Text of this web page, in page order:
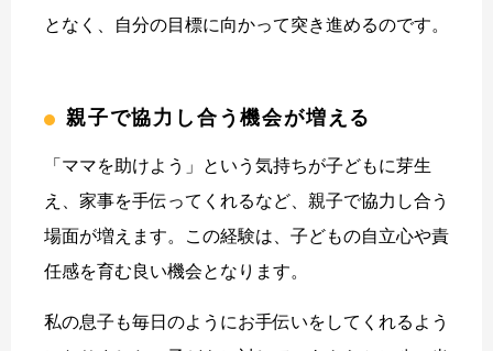
となく、自分の目標に向かって突き進めるのです。
親子で協力し合う機会が増える
「ママを助けよう」という気持ちが子どもに芽生
え、家事を手伝ってくれるなど、親子で協力し合う
場面が増えます。この経験は、子どもの自立心や責
任感を育む良い機会となります。
私の息子も毎日のようにお手伝いをしてくれるよう